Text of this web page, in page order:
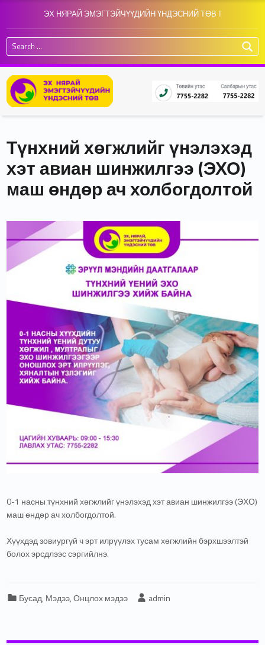
ЭХ НЯРАЙ ЭМЭГТЭЙЧҮҮДИЙН ҮНДЭСНИЙ ТӨВ II
Search for:
Түнхний хөгжлийг үнэлэхэд
хэт авиан шинжилгээ (ЭХО)
маш өндөр ач холбогдолтой
0-1 насны түнхний хөгжлийг үнэлэхэд хэт авиан шинжилгээ (ЭХО)
маш өндөр ач холбогдолтой.
Хүүхдэд зовиургүй ч эрт илрүүлэх тусам хөгжлийн бэрхшээлтэй
болох эрсдлээс сэргийлнэ.
Categorized in:
Бусад, Мэдээ,Онцлох мэдээ Written by:
admin